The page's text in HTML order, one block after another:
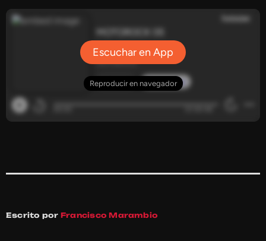
Escrito por Francisco Marambio